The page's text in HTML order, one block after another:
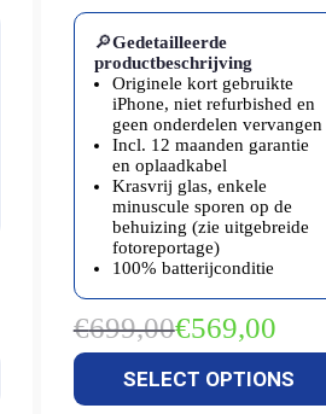
🔎Gedetailleerde
productbeschrijving
Originele kort gebruikte
iPhone, niet refurbished en
geen onderdelen vervangen
Incl. 12 maanden garantie
en oplaadkabel
Krasvrij glas, enkele
minuscule sporen op de
behuizing (zie uitgebreide
fotoreportage)
100% batterijconditie
€699,00Oorspronkelijke
prijs
was:
€699,00.
€569,00
Huidige
prijs
is:
€569,00.
SELECT OPTIONS